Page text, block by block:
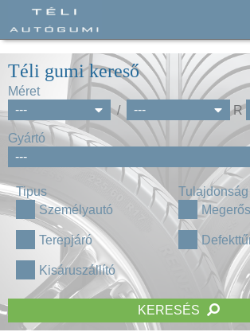
Téli gumi kereső
Méret
/
R
Gyártó
Tipus
Személyautó
Terepjáró
Kisáruszállító
Tulajdonság
KERESÉS